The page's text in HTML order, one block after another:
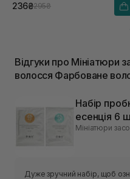
236₴295₴
Відгуки про Мініатюри
волосся Фарбоване
Набір
есенція 6
Мініатюри
Дуже зручний набір, щоб